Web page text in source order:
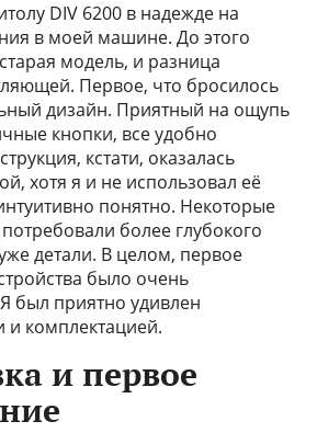
DIV 6200 в надежде на
в моей машине. До этого
модель, и разница
Первое, что бросилось
дизайн. Приятный на ощупь
кнопки, все удобно
кстати, оказалась
хотя я и не использовал её
понятно. Некоторые
более глубокого
детали. В целом, первое
было очень
был приятно удивлен
и комплектацией.
и первое